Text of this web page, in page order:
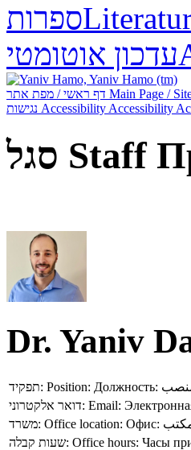
ספרות
עדכון אוטומטי
Main Page /
Accessibility Accessibility
סגל Staff
Dr. Yaniv
תפקיד: Position: Должность:
דואר אלקטרוני: Email:
משרד: Office location: Офис:
שעות קבלה: Office hours: Часы